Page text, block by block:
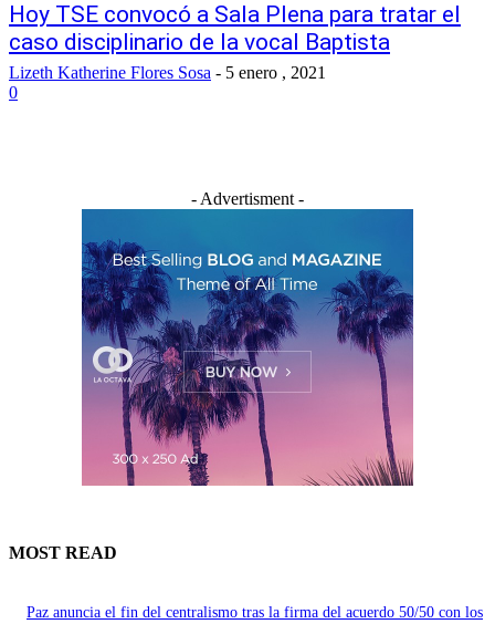
Hoy TSE convocó a Sala Plena para tratar el
caso disciplinario de la vocal Baptista
Lizeth Katherine Flores Sosa - 5 enero , 2021
0
- Advertisment -
MOST READ
Paz anuncia el fin del centralismo tras la firma del acuerdo 50/50 con los